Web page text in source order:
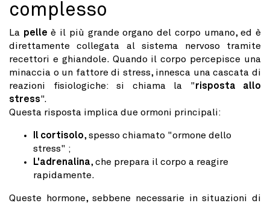
complesso
La pelle è il più grande organo del corpo umano, ed è
direttamente collegata al sistema nervoso tramite
recettori e ghiandole. Quando il corpo percepisce una
minaccia o un fattore di stress, innesca una cascata di
reazioni fisiologiche: si chiama la "risposta allo
stress".
Questa risposta implica due ormoni principali:
Il cortisolo, spesso chiamato "ormone dello
stress" ;
L'adrenalina, che prepara il corpo a reagire
rapidamente.
Queste hormone, sebbene necessarie in situazioni di